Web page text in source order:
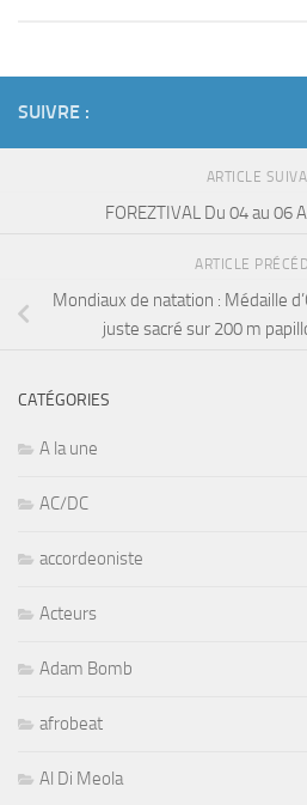
SUIVRE :
ARTICLE
FOREZTIVAL Du 04 au 06
ARTICLE
Mondiaux de natation : Médaille
juste sacré sur 200 m
CATÉGORIES
A la une
AC/DC
accordeoniste
Acteurs
Adam Bomb
afrobeat
Al Di Meola